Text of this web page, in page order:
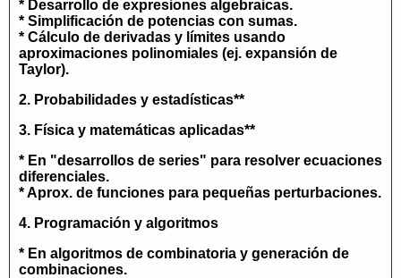
* Desarrollo de expresiones algebraicas.
* Simplificación de potencias con sumas.
* Cálculo de derivadas y límites usando
aproximaciones polinomiales (ej. expansión de
Taylor).
2. Probabilidades y estadísticas**
3. Física y matemáticas aplicadas**
* En "desarrollos de series" para resolver ecuaciones
diferenciales.
* Aprox. de funciones para pequeñas perturbaciones.
4. Programación y algoritmos
* En algoritmos de combinatoria y generación de
combinaciones.